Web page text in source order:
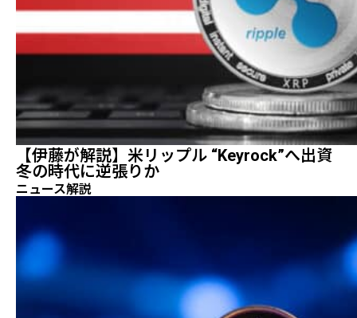
【伊藤が解説】米リップル “Keyrock”へ出資
冬の時代に逆張りか
ニュース解説